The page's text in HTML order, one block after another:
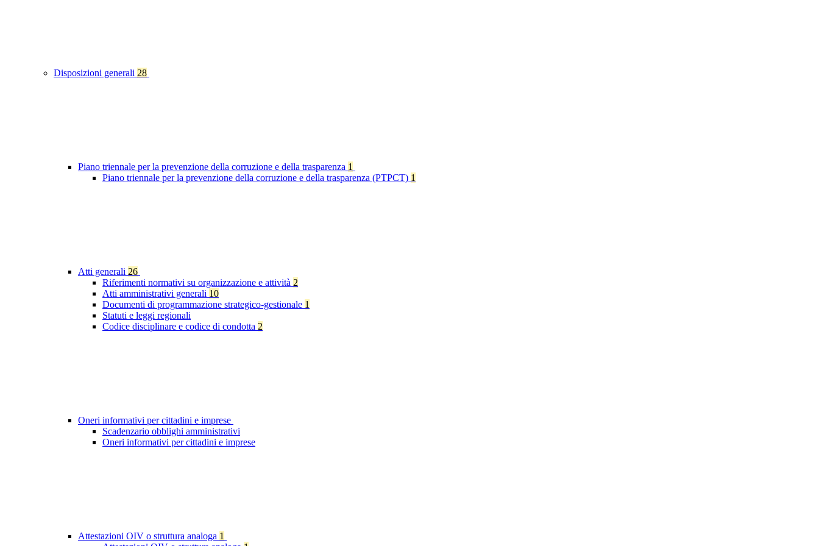
Disposizioni generali 28
Piano triennale per la prevenzione della corruzione e della trasparenza 1
Piano triennale per la prevenzione della corruzione e della trasparenza (PTPCT) 1
Atti generali 26
Riferimenti normativi su organizzazione e attività 2
Atti amministrativi generali 10
Documenti di programmazione strategico-gestionale 1
Statuti e leggi regionali
Codice disciplinare e codice di condotta 2
Oneri informativi per cittadini e imprese
Scadenzario obblighi amministrativi
Oneri informativi per cittadini e imprese
Attestazioni OIV o struttura analoga 1